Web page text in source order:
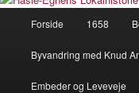
Forside 1658
Byvandring med Knud
Embeder og Leveveje